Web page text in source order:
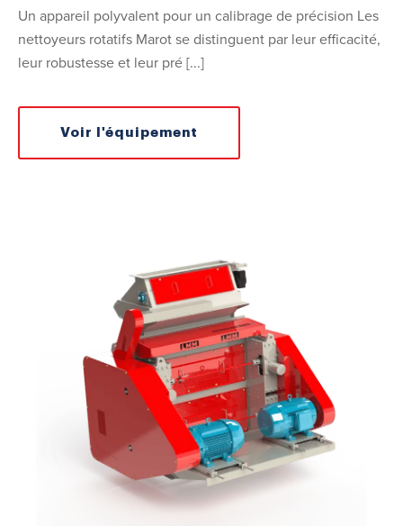
Un appareil polyvalent pour un calibrage de précision Les
nettoyeurs rotatifs Marot se distinguent par leur efficacité,
leur robustesse et leur pré [...]
Voir l'équipement